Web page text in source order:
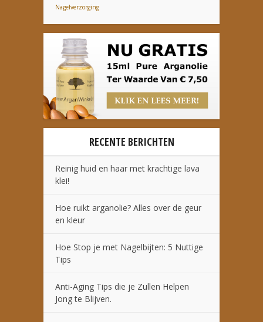
Nagelverzorging
RECENTE BERICHTEN
Reinig huid en haar met krachtige lava
klei!
Hoe ruikt arganolie? Alles over de geur
en kleur
Hoe Stop je met Nagelbijten: 5 Nuttige
Tips
Anti-Aging Tips die je Zullen Helpen
Jong te Blijven.